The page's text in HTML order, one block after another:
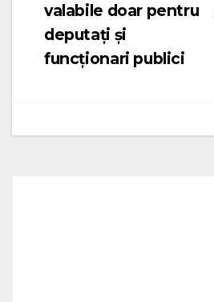
valabile doar pentru
deputați și
funcționari publici